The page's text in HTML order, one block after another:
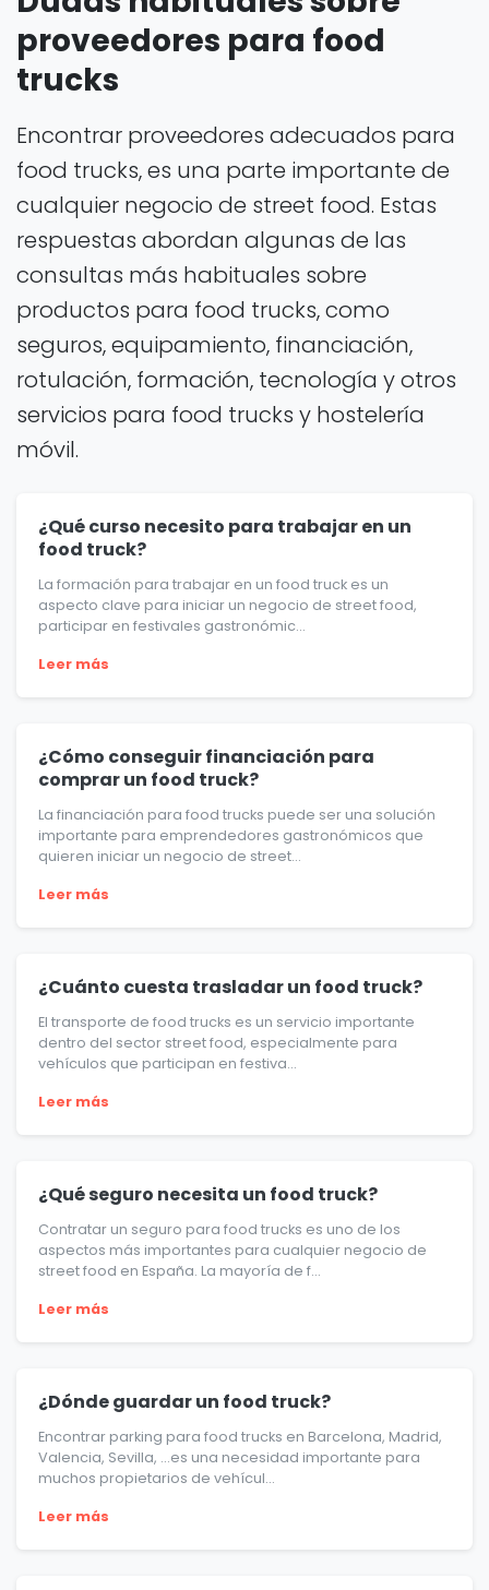
proveedores para food
trucks
Encontrar proveedores adecuados para
food trucks, es una parte importante de
cualquier negocio de street food. Estas
respuestas abordan algunas de las
consultas más habituales sobre
productos para food trucks, como
seguros, equipamiento, financiación,
rotulación, formación, tecnología y otros
servicios para food trucks y hostelería
móvil.
¿Qué curso necesito para trabajar en un
food truck?
La formación para trabajar en un food truck es un
aspecto clave para iniciar un negocio de street food,
participar en festivales gastronómic...
Leer más
¿Cómo conseguir financiación para
comprar un food truck?
La financiación para food trucks puede ser una solución
importante para emprendedores gastronómicos que
quieren iniciar un negocio de street...
Leer más
¿Cuánto cuesta trasladar un food truck?
El transporte de food trucks es un servicio importante
dentro del sector street food, especialmente para
vehículos que participan en festiva...
Leer más
¿Qué seguro necesita un food truck?
Contratar un seguro para food trucks es uno de los
aspectos más importantes para cualquier negocio de
street food en España. La mayoría de f...
Leer más
¿Dónde guardar un food truck?
Encontrar parking para food trucks en Barcelona, Madrid,
Valencia, Sevilla, …es una necesidad importante para
muchos propietarios de vehícul...
Leer más